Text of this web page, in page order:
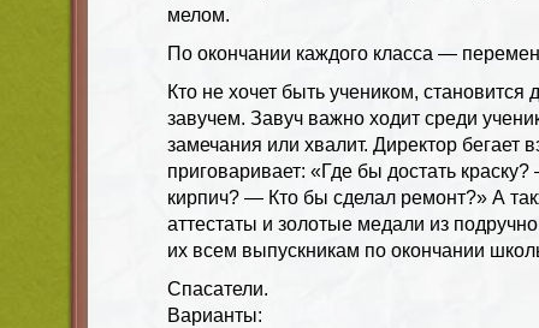
мелом.
По окончании каждого класса —
Кто не хочет быть учеником,
завучем. Завуч важно ходит среди
замечания или хвалит. Директор бегает
приговаривает: «Где бы достать
кирпич? — Кто бы сделал ремонт?» А
аттестаты и золотые медали из
их всем выпускникам по окончании
Спасатели.
Варианты: